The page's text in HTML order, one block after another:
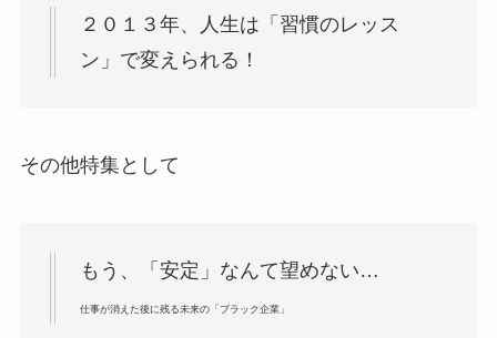
２０１３年、人生は「習慣のレッス
ン」で変えられる！
その他特集として
もう、「安定」なんて望めない…
仕事が消えた後に残る未来の「ブラック企業」